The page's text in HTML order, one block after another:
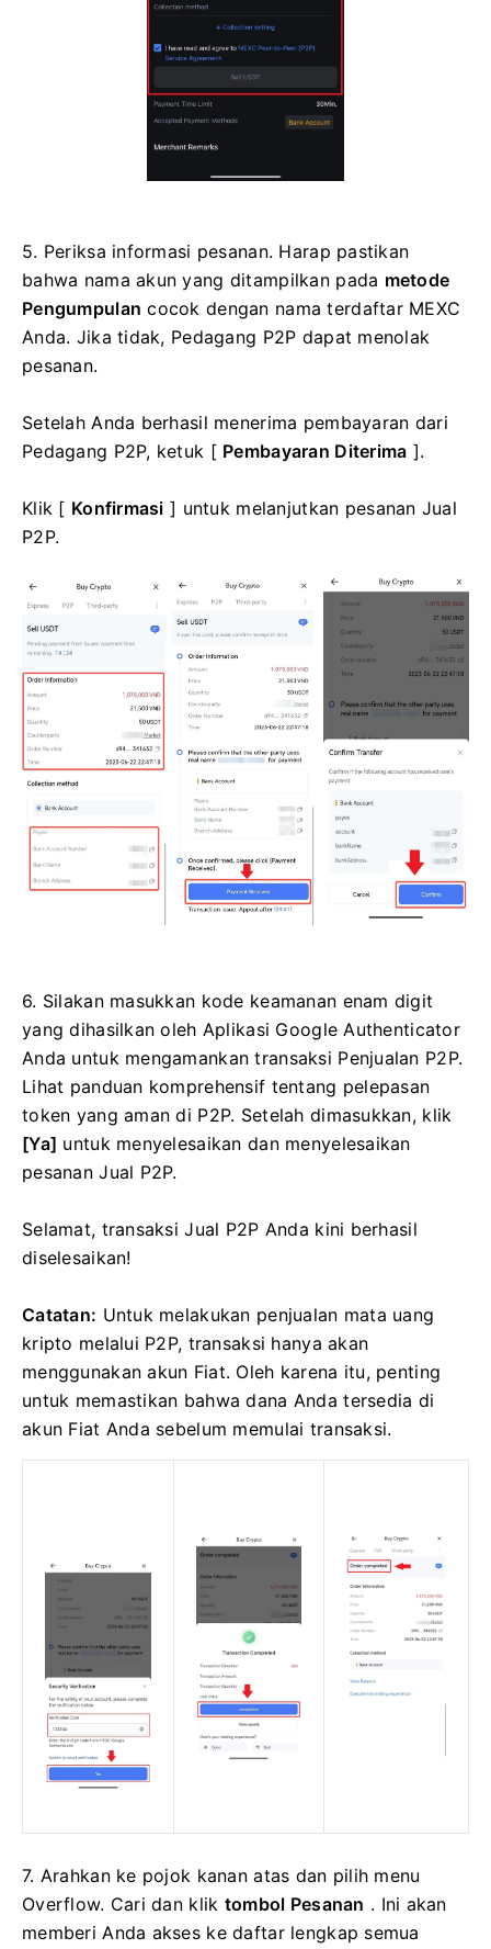
5. Periksa informasi pesanan. Harap pastikan
bahwa nama akun yang ditampilkan pada metode
Pengumpulan cocok dengan nama terdaftar MEXC
Anda. Jika tidak, Pedagang P2P dapat menolak
pesanan.
Setelah Anda berhasil menerima pembayaran dari
Pedagang P2P, ketuk [ Pembayaran Diterima ].
Klik [ Konfirmasi ] untuk melanjutkan pesanan Jual
P2P.
6. Silakan masukkan kode keamanan enam digit
yang dihasilkan oleh Aplikasi Google Authenticator
Anda untuk mengamankan transaksi Penjualan P2P.
Lihat panduan komprehensif tentang pelepasan
token yang aman di P2P. Setelah dimasukkan, klik
[Ya] untuk menyelesaikan dan menyelesaikan
pesanan Jual P2P.
Selamat, transaksi Jual P2P Anda kini berhasil
diselesaikan!
Catatan: Untuk melakukan penjualan mata uang
kripto melalui P2P, transaksi hanya akan
menggunakan akun Fiat. Oleh karena itu, penting
untuk memastikan bahwa dana Anda tersedia di
akun Fiat Anda sebelum memulai transaksi.
7. Arahkan ke pojok kanan atas dan pilih menu
Overflow. Cari dan klik tombol Pesanan . Ini akan
memberi Anda akses ke daftar lengkap semua